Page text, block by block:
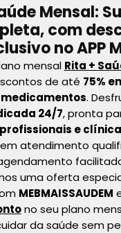
Mensal:
com
no APP
mensal Rita +
de até 75%
.
24/7, pronta
e
atendimento
uma oferta
MEBMAISSAUDEM
no seu plano
da saúde sem